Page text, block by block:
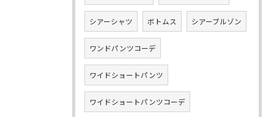
シアーシャツ ボトムス シアーブルゾン
ワンドパンツコーデ
ワイドショートパンツ
ワイドショートパンツコーデ